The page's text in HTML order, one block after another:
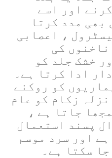
اور اسے
بھی مدد کرتا
، اعصابی
کی
خشک جلد کو
ادا کرتا ہے۔
کو روکنے
زکام کو عام
جاتا ہے ،
پسند استعمال
اور سرد موسم
سکتا ہے۔